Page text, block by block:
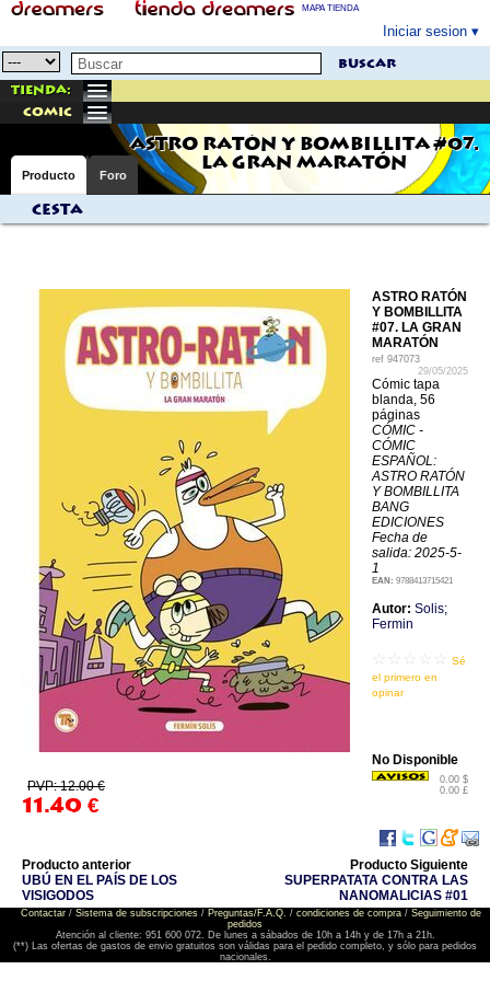
MAPA TIENDA
Iniciar sesion
buscar
Tienda:
comic
ASTRO RATÓN Y BOMBILLITA #07.
LA GRAN MARATÓN
Producto Foro
Cesta
ASTRO RATÓN
Y BOMBILLITA
#07. LA GRAN
MARATÓN
ref 947073
29/05/2025
Cómic tapa
blanda, 56
páginas
CÓMIC -
CÓMIC
ESPAÑOL:
ASTRO RATÓN
Y BOMBILLITA
BANG
EDICIONES
Fecha de
salida: 2025-5-
1
EAN: 9788413715421
Autor: Solis;
Fermin
Sé
el primero en
opinar
PVP: 12.00 €
11.40 €
0.00 $
0.00 £
No Disponible
Producto anterior
UBÚ EN EL PAÍS DE LOS
VISIGODOS
Producto Siguiente
SUPERPATATA CONTRA LAS
NANOMALICIAS #01
Contactar/ Sistema de subscripciones/ Preguntas/F.A.Q. / condiciones de compra/ Seguimiento de
pedidos
Atención al cliente: 951 600 072. De lunes a sábados de 10h a 14h y de 17h a 21h.
(**) Las ofertas de gastos de envio gratuitos son válidas para el pedido completo, y sólo para pedidos
nacionales.